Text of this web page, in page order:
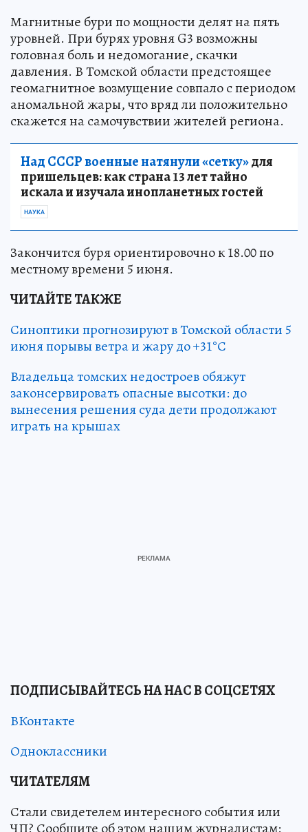
Магнитные бури по мощности делят на пять
уровней. При бурях уровня G3 возможны
головная боль и недомогание, скачки
давления. В Томской области предстоящее
геомагнитное возмущение совпало с периодом
аномальной жары, что вряд ли положительно
скажется на самочувствии жителей региона.
Над СССР военные натянули «сетку»для
пришельцев: как страна 13 лет тайно
искала и изучала инопланетных гостей
НАУКА
Закончится буря ориентировочно к 18.00 по
местному времени 5 июня.
ЧИТАЙТЕ ТАКЖЕ
Синоптики прогнозируют в Томской области 5
июня порывы ветра и жару до +31°С
Владельца томских недостроев обяжут
законсервировать опасные высотки: до
вынесения решения суда дети продолжают
играть на крышах
ПОДПИСЫВАЙТЕСЬ НА НАС В СОЦСЕТЯХ
ВКонтакте
Одноклассники
ЧИТАТЕЛЯМ
Стали свидетелем интересного события или